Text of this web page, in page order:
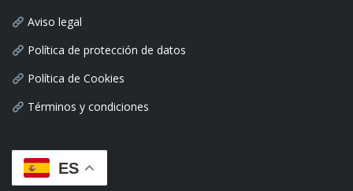
Aviso legal
Política de protección de datos
Política de Cookies
Términos y condiciones
ES